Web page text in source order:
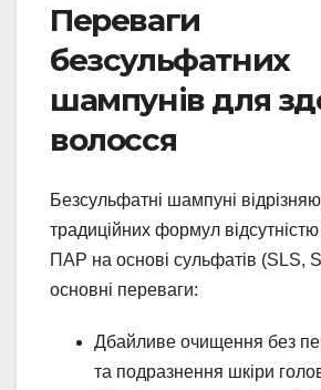
Переваги
безсульфатних
шампунів для
волосся
Безсульфатні шампуні
традиційних формул
ПАР на основі сульфатів (SLS,
основні переваги:
Дбайливе очищення без
та подразнення шкіри